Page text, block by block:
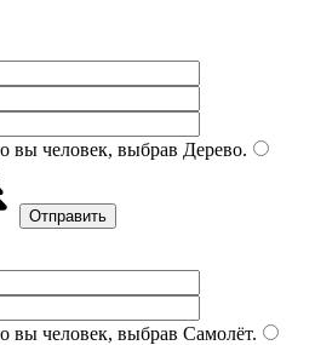
вы человек, выбрав Дерево.
вы человек, выбрав Самолёт.